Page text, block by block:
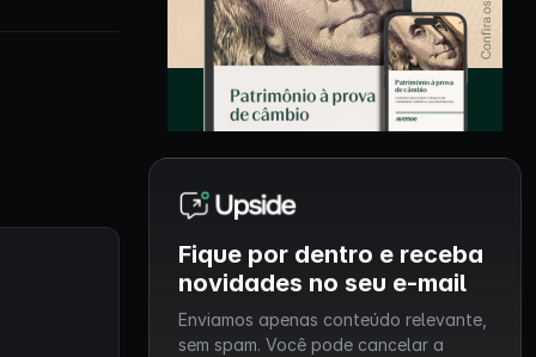
Fique por dentro e receba
novidades no seu e-mail
Enviamos apenas conteúdo relevante,
sem spam. Você pode cancelar a